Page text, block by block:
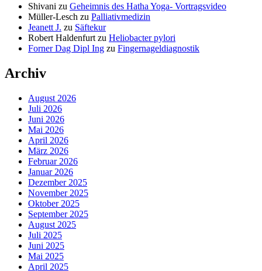
Shivani zu Geheimnis des Hatha Yoga- Vortragsvideo
Müller-Lesch zu Palliativmedizin
Jeanett J. zu Säftekur
Robert Haldenfurt zu Heliobacter pylori
Forner Dag Dipl Ing zu Fingernageldiagnostik
Archiv
August 2026
Juli 2026
Juni 2026
Mai 2026
April 2026
März 2026
Februar 2026
Januar 2026
Dezember 2025
November 2025
Oktober 2025
September 2025
August 2025
Juli 2025
Juni 2025
Mai 2025
April 2025